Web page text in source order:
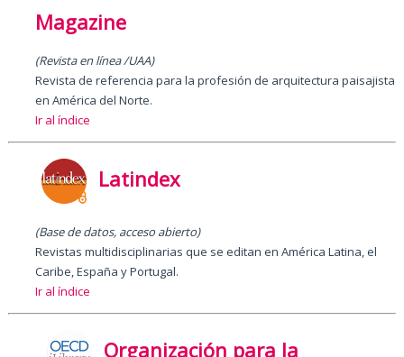
Magazine
(Revista en línea /UAA)
Revista de referencia para la profesión de arquitectura paisajista
en América del Norte.
Ir al índice
Latindex
(Base de datos, acceso abierto)
Revistas multidisciplinarias que se editan en América Latina, el
Caribe, España y Portugal.
Ir al índice
Organización para la